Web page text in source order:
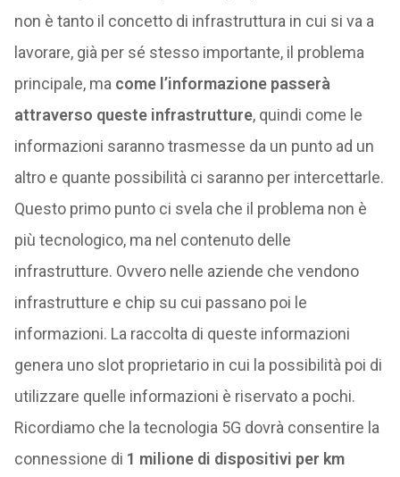
non è tanto il concetto di infrastruttura in cui si va a
lavorare, già per sé stesso importante, il problema
principale, ma come l’informazione passerà
attraverso queste infrastrutture, quindi come le
informazioni saranno trasmesse da un punto ad un
altro e quante possibilità ci saranno per intercettarle.
Questo primo punto ci svela che il problema non è
più tecnologico, ma nel contenuto delle
infrastrutture. Ovvero nelle aziende che vendono
infrastrutture e chip su cui passano poi le
informazioni. La raccolta di queste informazioni
genera uno slot proprietario in cui la possibilità poi di
utilizzare quelle informazioni è riservato a pochi.
Ricordiamo che la tecnologia 5G dovrà consentire la
connessione di 1 milione di dispositivi per km